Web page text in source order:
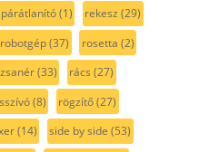
párátlanító(1) rekesz (29)
robotgép(37) rosetta (2)
(33) rács (27)
(8) rögzítő(27)
(14) side by side (53)